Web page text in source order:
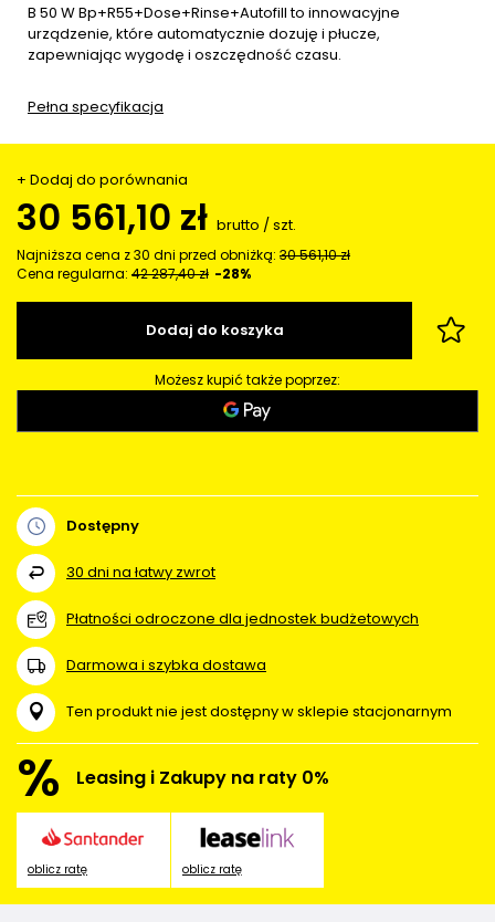
B 50 W Bp+R55+Dose+Rinse+Autofill to innowacyjne
urządzenie, które automatycznie dozuję i płucze,
zapewniając wygodę i oszczędność czasu.
Pełna specyfikacja
+ Dodaj do porównania
30 561,10 zł brutto /szt.
Najniższa cena z 30 dni przed obniżką: 30 561,10 zł
Cena regularna: 42 287,40 zł -28%
Dodaj do koszyka
Możesz kupić także poprzez:
Dostępny
30 dni na łatwy zwrot
Płatności odroczone dla jednostek budżetowych
Darmowa i szybka dostawa
Ten produkt nie jest dostępny w sklepie stacjonarnym
% Leasing i Zakupy na raty 0%
oblicz ratę oblicz ratę